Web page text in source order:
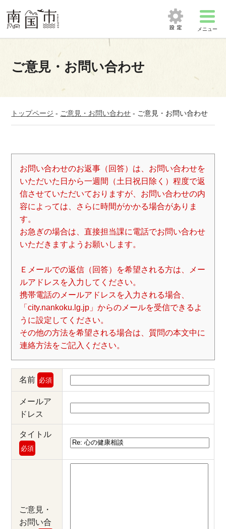
メニュー
ご意見・お問い合わせ
トップページ - ご意見・お問い合わせ - ご意見・お問い合わせ
お問い合わせのお返事（回答）は、お問い合わせを
いただいた日から一週間（土日祝日除く）程度で返
信させていただいておりますが、お問い合わせの内
容によっては、さらに時間がかかる場合がありま
す。
お急ぎの場合は、直接担当課に電話でお問い合わせ
いただきますようお願いします。
Ｅメールでの返信（回答）を希望される方は、メー
ルアドレスを入力してください。
携帯電話のメールアドレスを入力される場合、
「city.nankoku.lg.jp」からのメールを受信できるよ
うに設定してください。
その他の方法を希望される場合は、質問の本文中に
連絡方法をご記入ください。
名前 必須
メールア
ドレス
タイトル
必須
ご意見・
お問い合